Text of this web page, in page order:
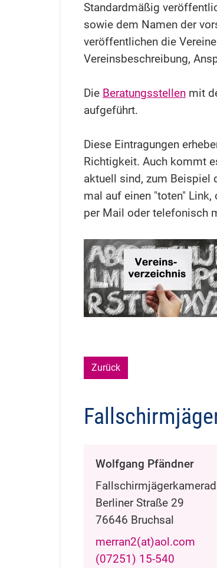
Standardmäßig
sowie dem Namen der
veröffentlichen die
Vereinsbeschreibung,
Die Beratungsstellen mit
aufgeführt.
Diese Eintragungen
Richtigkeit. Auch kommt
aktuell sind, zum Beispiel
mal auf einen "toten"
per Mail oder telefonisch
Zurück
Wolfgang Pfändner
Berliner Straße 29
76646 Bruchsal
merran2(at)aol.com
(07251) 15-540